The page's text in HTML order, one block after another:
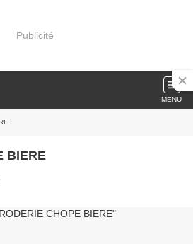
Publicité
MENU
BIERE